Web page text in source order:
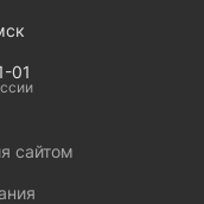
01
сайтом